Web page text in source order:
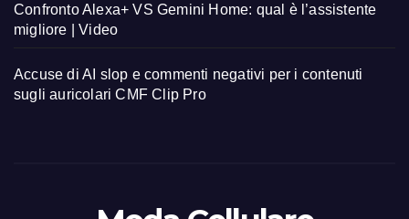
Confronto Alexa+ VS Gemini Home: qual è l’assistente
migliore | Video
Accuse di AI slop e commenti negativi per i contenuti
sugli auricolari CMF Clip Pro